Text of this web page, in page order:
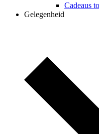
Cadeaus
Gelegenheid